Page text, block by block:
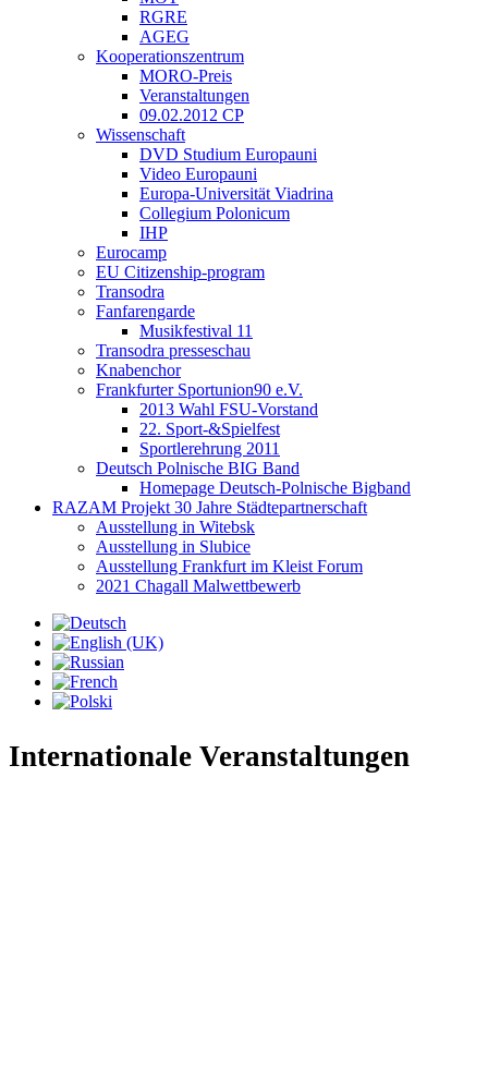
RGRE
AGEG
Kooperationszentrum
MORO-Preis
Veranstaltungen
09.02.2012 CP
Wissenschaft
DVD Studium Europauni
Video Europauni
Europa-Universität Viadrina
Collegium Polonicum
IHP
Eurocamp
EU Citizenship-program
Transodra
Fanfarengarde
Musikfestival 11
Transodra presseschau
Knabenchor
Frankfurter Sportunion90 e.V.
2013 Wahl FSU-Vorstand
22. Sport-&Spielfest
Sportlerehrung 2011
Deutsch Polnische BIG Band
Homepage Deutsch-Polnische Bigband
RAZAM Projekt 30 Jahre Städtepartnerschaft
Ausstellung in Witebsk
Ausstellung in Slubice
Ausstellung Frankfurt im Kleist Forum
2021 Chagall Malwettbewerb
Internationale Veranstaltungen